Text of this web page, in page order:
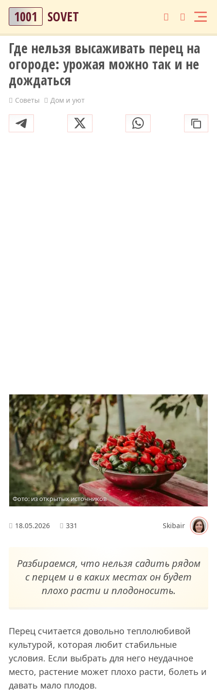
1001 SOVET
Где нельзя высаживать перец на
огороде: урожая можно так и не
дождаться
Советы Дом и уют
Фото: из открытых источников
18.05.2026 331 Skibair
Разбираемся, что нельзя садить рядом
с перцем и в каких местах он будет
плохо расти и плодоносить.
Перец считается довольно теплолюбивой
культурой, которая любит стабильные
условия. Если выбрать для него неудачное
место, растение может плохо расти, болеть и
давать мало плодов.